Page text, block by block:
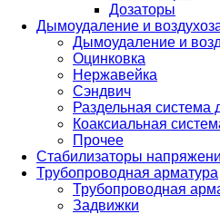
Дозаторы
Дымоудаление и
Дымоудаление и
Оцинковка
Нержавейка
Сэндвич
Раздельная система
Коаксиальная
Прочее
Стабилизаторы
Трубопроводная арматура
Трубопроводная
Задвижки